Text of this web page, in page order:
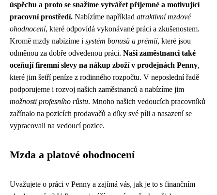
úspěchu a proto se snažíme vytvářet příjemné a motivující
pracovní prostředí. Nabízíme například atraktivní mzdové
ohodnocení, které odpovídá vykonávané práci a zkušenostem.
Kromě mzdy nabízíme i systém bonusů a prémií, které jsou
odměnou za dobře odvedenou práci. Naši zaměstnanci také
oceňují firemní slevy na nákup zboží v prodejnách Penny,
které jim šetří peníze z rodinného rozpočtu. V neposlední řadě
podporujeme i rozvoj našich zaměstnanců a nabízíme jim
možnosti profesního růstu. Mnoho našich vedoucích pracovníků
začínalo na pozicích prodavačů a díky své píli a nasazení se
vypracovali na vedoucí pozice.
Mzda a platové ohodnocení
Uvažujete o práci v Penny a zajímá vás, jak je to s finančním